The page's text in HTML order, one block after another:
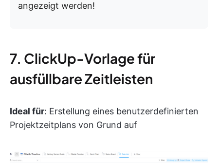
angezeigt werden!
7. ClickUp-Vorlage für
ausfüllbare Zeitleisten
Ideal für: Erstellung eines benutzerdefinierten
Projektzeitplans von Grund auf